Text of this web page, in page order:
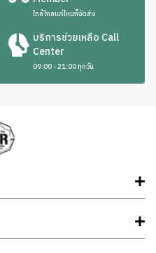
ใกล้ไกลแค่ไหนก็จัดส่ง
บริการช่วยเหลือ Call
Center
09:00 - 21:00 ทุกวัน